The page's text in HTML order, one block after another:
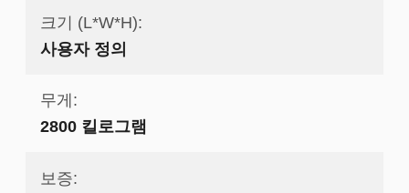
크기 (L*W*H):
사용자 정의
무게:
2800 킬로그램
보증: